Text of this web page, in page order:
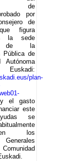
de
por
de
figura
la sede
de la
Pública de
Autónoma
plan-
el gasto
este
se
los
Generales